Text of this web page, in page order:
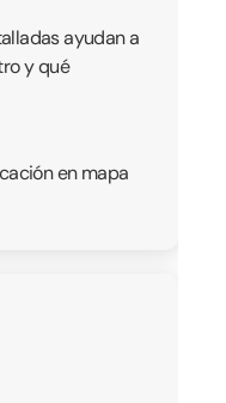
ayudan a
y qué
en mapa